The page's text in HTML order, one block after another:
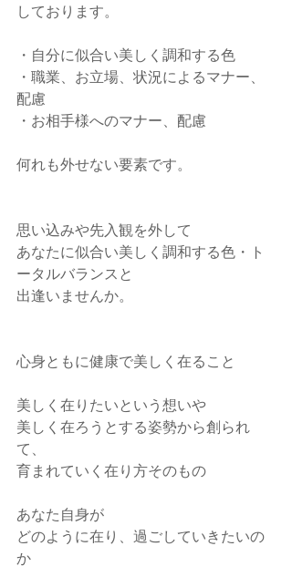
しております。
・自分に似合い美しく調和する色
・職業、お立場、状況によるマナー、
配慮
・お相手様へのマナー、配慮
何れも外せない要素です。
思い込みや先入観を外して
あなたに似合い美しく調和する色・ト
ータルバランスと
出逢いませんか。
心身ともに健康で美しく在ること
美しく在りたいという想いや
美しく在ろうとする姿勢から創られ
て、
育まれていく在り方そのもの
あなた自身が
どのように在り、過ごしていきたいの
か